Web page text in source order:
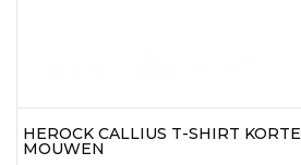
HEROCK CALLIUS T-SHIRT KORTE
MOUWEN